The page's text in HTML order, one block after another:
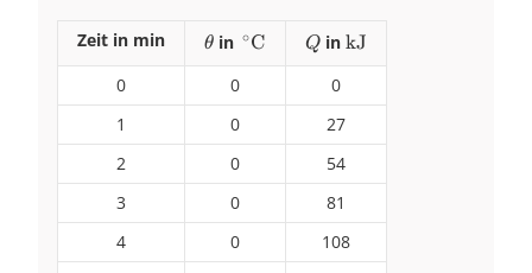
Zeit in min \theta
θ in \,^\circ\pu{C}
∘C Q
Q in \pu{kJ}
kJ
0 0
0
1
0
27
2
0
54
3
0
81
4
0
108